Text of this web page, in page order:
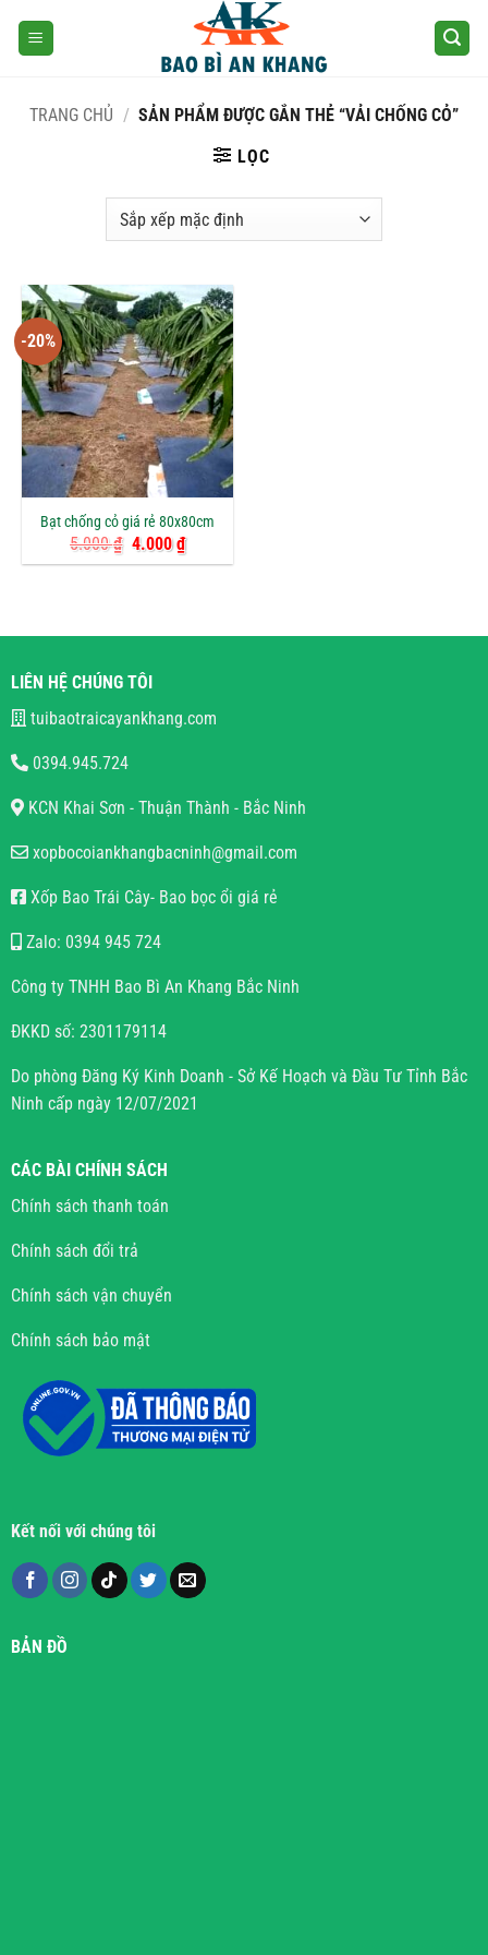
TRANG CHỦ / SẢN PHẨM ĐƯỢC GẮN THẺ “VẢI CHỐNG CỎ”
LỌC
-20%
Bạt chống cỏ giá rẻ 80x80cm
5.000₫ Giá
gốc
4.000₫Giá
hiện
LIÊN HỆ CHÚNG TÔI
tuibaotraicayankhang.com
0394.945.724
KCN Khai Sơn - Thuận Thành - Bắc Ninh
xopbocoiankhangbacninh@gmail.com
Xốp Bao Trái Cây- Bao bọc ổi giá rẻ
Zalo: 0394 945 724
Công ty TNHH Bao Bì An Khang Bắc Ninh
ĐKKD số: 2301179114
Do phòng Đăng Ký Kinh Doanh - Sở Kế Hoạch và Đầu Tư Tỉnh Bắc
Ninh cấp ngày 12/07/2021
CÁC BÀI CHÍNH SÁCH
Chính sách thanh toán
Chính sách đổi trả
Chính sách vận chuyển
Chính sách bảo mật
Kết nối với chúng tôi
BẢN ĐỒ